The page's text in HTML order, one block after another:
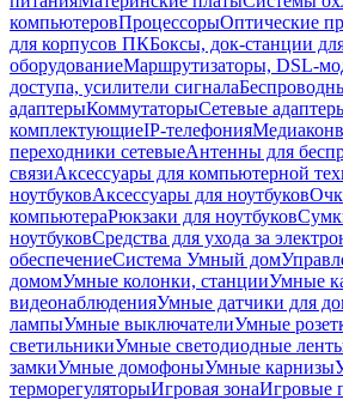
компьютеровПроцессорыОптические
для корпусов ПКБоксы, док-станции
оборудованиеМаршрутизаторы, DSL-
доступа, усилители сигнала
адаптерыКоммутаторыСетевые
комплектующиеIP-телефония
переходники сетевыеАнтенны для
связиАксессуары для компьютерной
ноутбуковАксессуары для ноутбуков
компьютераРюкзаки для ноутбуков
ноутбуковСредства для ухода за
обеспечениеСистема Умный дом
домомУмные колонки, станцииУмные
видеонаблюденияУмные датчики для
лампыУмные выключателиУмные
светильникиУмные светодиодные
замкиУмные домофоныУмные карнизы
терморегуляторыИгровая зонаИгровые